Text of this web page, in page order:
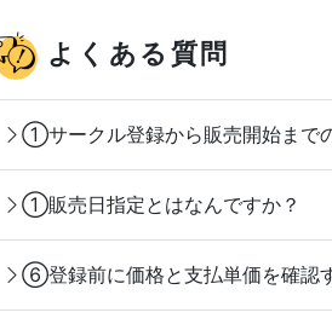
よくある質問
①サークル登録から販売開始まで
①販売日指定とはなんですか？
⑥登録前に価格と支払単価を確認